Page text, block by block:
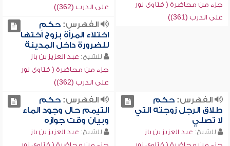
جزء من محاضرة ( فتاوى نور
على الدرب (361))
على الدرب (362))
الفهرس:حكم
اختلاء المرأة بزوج أختها
للضرورة داخل المدينة
للشيخ: عبد العزيز بن باز
جزء من محاضرة ( فتاوى نور
على الدرب (362))
الفهرس:حكم
طلاق الرجل زوجته التي
لا تصلي
للشيخ: عبد العزيز بن باز
الفهرس:حكم
التيمم حال وجود الماء
وبيان وقت جوازه
للشيخ: عبد العزيز بن باز